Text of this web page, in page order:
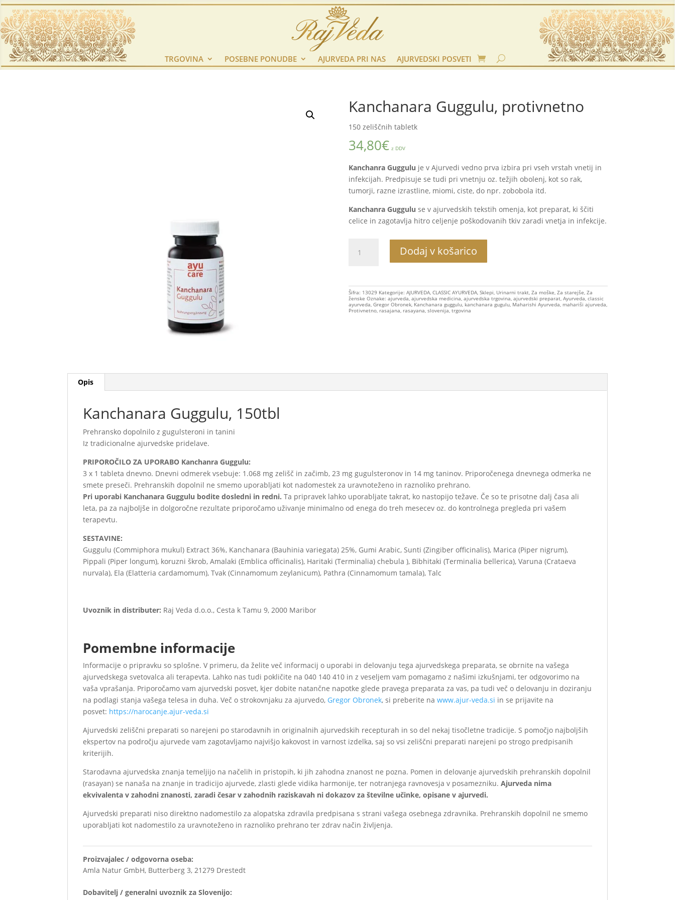
TRGOVINA POSEBNE PONUDBE AJURVEDA PRI NAS AJURVEDSKI POSVETI
Kanchanara Guggulu, protivnetno
150 zeliščnih tabletk
34,80€ z DDV
Kanchanra Guggulu je v Ajurvedi vedno prva izbira pri vseh vrstah vnetij in
infekcijah. Predpisuje se tudi pri vnetnju oz. težjih obolenj, kot so rak,
tumorji, razne izrastline, miomi, ciste, do npr. zobobola itd.
Kanchanra Guggulu se v ajurvedskih tekstih omenja, kot preparat, ki ščiti
celice in zagotavlja hitro celjenje poškodovanih tkiv zaradi vnetja in infekcije.
Guggulu,
Dodaj v košarico
Šifra: 13029 Kategorije: AJURVEDA, CLASSIC AYURVEDA, Sklepi Urinarni trakt, Za moške Za starejše Za
ženske Oznake: ajurveda ajurvedska medicina ajurvedska trgovina ajurvedski preparat, Ayurveda classic
ayurveda Gregor Obronek, Kanchanara guggulu, kanchanara gugulu, Maharishi Ayurveda mahariši ajurveda
Protivnetno, rasajana rasayana slovenija trgovina
Opis
Kanchanara Guggulu, 150tbl
Prehransko dopolnilo z gugulsteroni in tanini
Iz tradicionalne ajurvedske pridelave.
PRIPOROČILO ZA UPORABO Kanchanra Guggulu:
3 x 1 tableta dnevno. Dnevni odmerek vsebuje: 1.068 mg zelišč in začimb, 23 mg gugulsteronov in 14 mg taninov. Priporočenega dnevnega odmerka ne
smete preseči. Prehranskih dopolnil ne smemo uporabljati kot nadomestek za uravnoteženo in raznoliko prehrano.
Pri uporabi Kanchanara Guggulu bodite dosledni in redni. Ta pripravek lahko uporabljate takrat, ko nastopijo težave. Če so te prisotne dalj časa ali
leta, pa za najboljše in dolgoročne rezultate priporočamo uživanje minimalno od enega do treh mesecev oz. do kontrolnega pregleda pri vašem
terapevtu.
SESTAVINE:
Guggulu (Commiphora mukul) Extract 36%, Kanchanara (Bauhinia variegata) 25%, Gumi Arabic, Sunti (Zingiber officinalis), Marica (Piper nigrum),
Pippali (Piper longum), koruzni škrob, Amalaki (Emblica officinalis), Haritaki (Terminalia) chebula ), Bibhitaki (Terminalia bellerica), Varuna (Crataeva
nurvala), Ela (Elatteria cardamomum), Tvak (Cinnamomum zeylanicum), Pathra (Cinnamomum tamala), Talc
Uvoznik in distributer: Raj Veda d.o.o., Cesta k Tamu 9, 2000 Maribor
Pomembne informacije
Informacije o pripravku so splošne. V primeru, da želite več informacij o uporabi in delovanju tega ajurvedskega preparata, se obrnite na vašega
ajurvedskega svetovalca ali terapevta. Lahko nas tudi pokličite na 040 140 410 in z veseljem vam pomagamo z našimi izkušnjami, ter odgovorimo na
vaša vprašanja. Priporočamo vam ajurvedski posvet, kjer dobite natančne napotke glede pravega preparata za vas, pa tudi več o delovanju in doziranju
na podlagi stanja vašega telesa in duha. Več o strokovnjaku za ajurvedo, Gregor Obronek, si preberite nawww.ajur-veda.si in se prijavite na
posvet: https://narocanje.ajur-veda.si
Ajurvedski zeliščni preparati so narejeni po starodavnih in originalnih ajurvedskih recepturah in so del nekaj tisočletne tradicije. S pomočjo najboljših
ekspertov na področju ajurvede vam zagotavljamo najvišjo kakovost in varnost izdelka, saj so vsi zeliščni preparati narejeni po strogo predpisanih
kriterijih.
Starodavna ajurvedska znanja temeljijo na načelih in pristopih, ki jih zahodna znanost ne pozna. Pomen in delovanje ajurvedskih prehranskih dopolnil
(rasayan) se nanaša na znanje in tradicijo ajurvede, zlasti glede vidika harmonije, ter notranjega ravnovesja v posamezniku.Ajurveda nima
ekvivalenta v zahodni znanosti, zaradi česar v zahodnih raziskavah ni dokazov za številne učinke, opisane v ajurvedi.
Ajurvedski preparati niso direktno nadomestilo za alopatska zdravila predpisana s strani vašega osebnega zdravnika. Prehranskih dopolnil ne smemo
uporabljati kot nadomestilo za uravnoteženo in raznoliko prehrano ter zdrav način življenja.
Proizvajalec / odgovorna oseba:
Amla Natur GmbH, Butterberg 3, 21279 Drestedt
Dobavitelj / generalni uvoznik za Slovenijo: